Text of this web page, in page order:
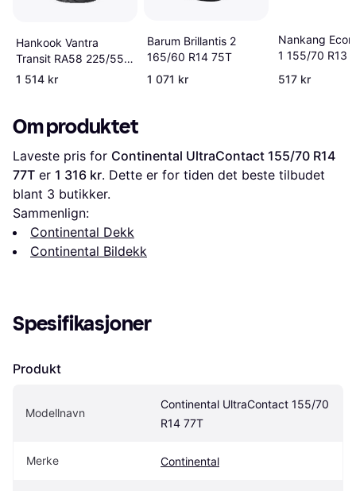
Hankook Vantra
Transit RA58 225/55
R17C 109/107H 8PR
1 514 kr
Barum Brillantis 2
165/60 R14 75T
1 071 kr
Nankang
1 155/70 R13
517 kr
Om produktet
Laveste pris for Continental UltraContact 155/70 R14
77T er 1 316 kr. Dette er for tiden det beste tilbudet
blant 3 butikker.
Sammenlign:
Continental Dekk
Continental Bildekk
Spesifikasjoner
Produkt
Modellnavn
Continental UltraContact 155/70
R14 77T
Merke Continental